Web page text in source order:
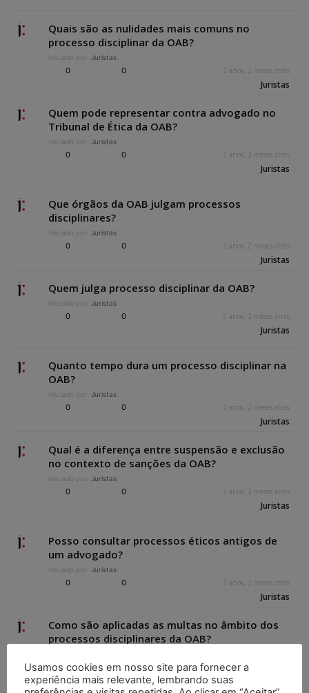
Quais são as nulidades mais comuns no
processo disciplinar da OAB?
Iniciado por: Juristas
0 0 2 anos, 2 meses atrás
Juristas
Quem pode representar contra advogado no
Tribunal de Ética da OAB?
Iniciado por: Juristas
0 0 2 anos, 2 meses atrás
Juristas
Que órgãos da OAB julgam processos
disciplinares?
Iniciado por: Juristas
0 0 2 anos, 2 meses atrás
Juristas
Quem julga processo disciplinar da OAB?
Iniciado por: Juristas
0 0 2 anos, 2 meses atrás
Juristas
Quanto tempo dura um processo disciplinar na
OAB?
Iniciado por: Juristas
0 0 2 anos, 2 meses atrás
Juristas
Qual é a diferença entre suspensão e exclusão
no contexto de sanções da OAB?
Iniciado por: Juristas
0 0 2 anos, 2 meses atrás
Juristas
Posso consultar processos éticos antigos de
um advogado?
Iniciado por: Juristas
0 0 2 anos, 2 meses atrás
Juristas
Como são aplicadas as multas no âmbito dos
processos disciplinares da OAB?
0 0 2 anos, 2 meses atrás
Usamos cookies em nosso site para fornecer a
experiência mais relevante, lembrando suas